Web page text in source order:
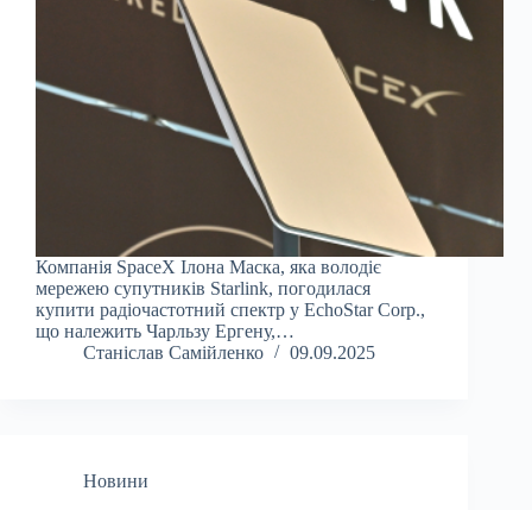
Компанія SpaceX Ілона Маска, яка володіє
мережею супутників Starlink, погодилася
купити радіочастотний спектр у EchoStar Corp.,
що належить Чарльзу Ергену,…
Станіслав Самійленко
09.09.2025
Новини